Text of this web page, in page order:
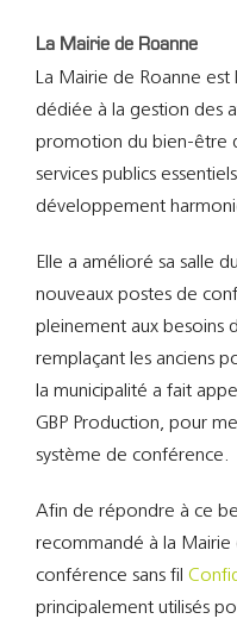
La Mairie de Roanne
La Mairie de Roanne
dédiée à la gestion des
promotion du bien-être
services publics
développement
Elle a amélioré sa salle
nouveaux postes de
pleinement aux besoins
remplaçant les anciens
la municipalité a fait
GBP Production, pour
système de conférence.
Afin de répondre à ce
recommandé à la Mairie
conférence sans fil
principalement utilisés